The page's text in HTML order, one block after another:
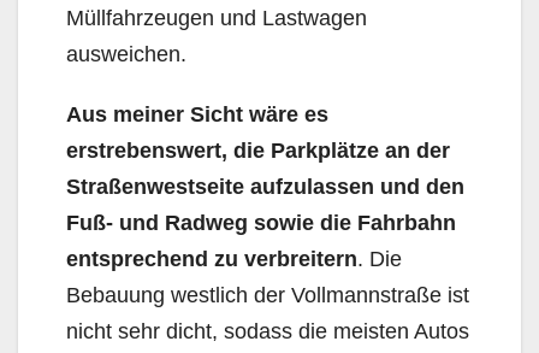
Müllfahrzeugen und Lastwagen
ausweichen.
Aus meiner Sicht wäre es
erstrebenswert, die Parkplätze an der
Straßenwestseite aufzulassen und den
Fuß- und Radweg sowie die Fahrbahn
entsprechend zu verbreitern. Die
Bebauung westlich der Vollmannstraße ist
nicht sehr dicht, sodass die meisten Autos